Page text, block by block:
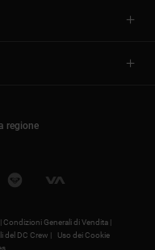
regione
Condizioni Generali di Vendita |
del DC Crew |
Uso dei Cookie